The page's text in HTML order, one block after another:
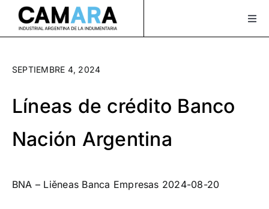
Saltar
contenido
Servicios
Actualidad
Bolsa de Trabajo
SEPTIEMBRE 4, 2024
Líneas de crédito Banco
Nación Argentina
BNA – Liěneas Banca Empresas 2024-08-20